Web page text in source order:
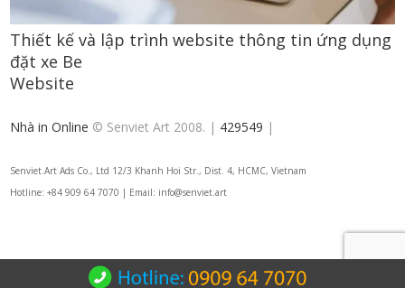
Thiết kế và lập trình website thông tin ứng dụng
đặt xe Be
Website
Nhà in Online © Senviet Art 2008. | 429549 |
Senviet.Art Ads Co., Ltd 12/3 Khanh Hoi Str., Dist. 4, HCMC, Vietnam
Hotline: +84 909 64 7070 | Email: info@senviet.art